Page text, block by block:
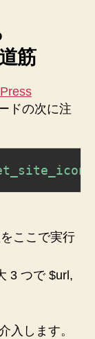
筋
ドの次に注
ここで実行
3 つで $url,
入します。